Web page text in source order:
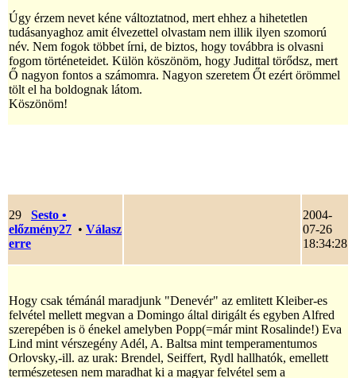
Úgy érzem nevet kéne változtatnod, mert ehhez a hihetetlen
tudásanyaghoz amit élvezettel olvastam nem illik ilyen szomorú
név. Nem fogok többet írni, de biztos, hogy továbbra is olvasni
fogom történeteidet. Külön köszönöm, hogy Judittal törődsz, mert
Ő nagyon fontos a számomra. Nagyon szeretem Őt ezért örömmel
tölt el ha boldognak látom.
Köszönöm!
29 Sesto •
előzmény27 • Válasz
erre
2004-
07-26
18:34:28
Hogy csak témánál maradjunk "Denevér" az emlitett Kleiber-es
felvétel mellett megvan a Domingo által dirigált és egyben Alfred
szerepében is ö énekel amelyben Popp(=már mint Rosalinde!) Eva
Lind mint vérszegény Adél, A. Baltsa mint temperamentumos
Orlovsky,-ill. az urak: Brendel, Seiffert, Rydl hallhatók, emellett
természetesen nem maradhat ki a magyar felvétel sem a